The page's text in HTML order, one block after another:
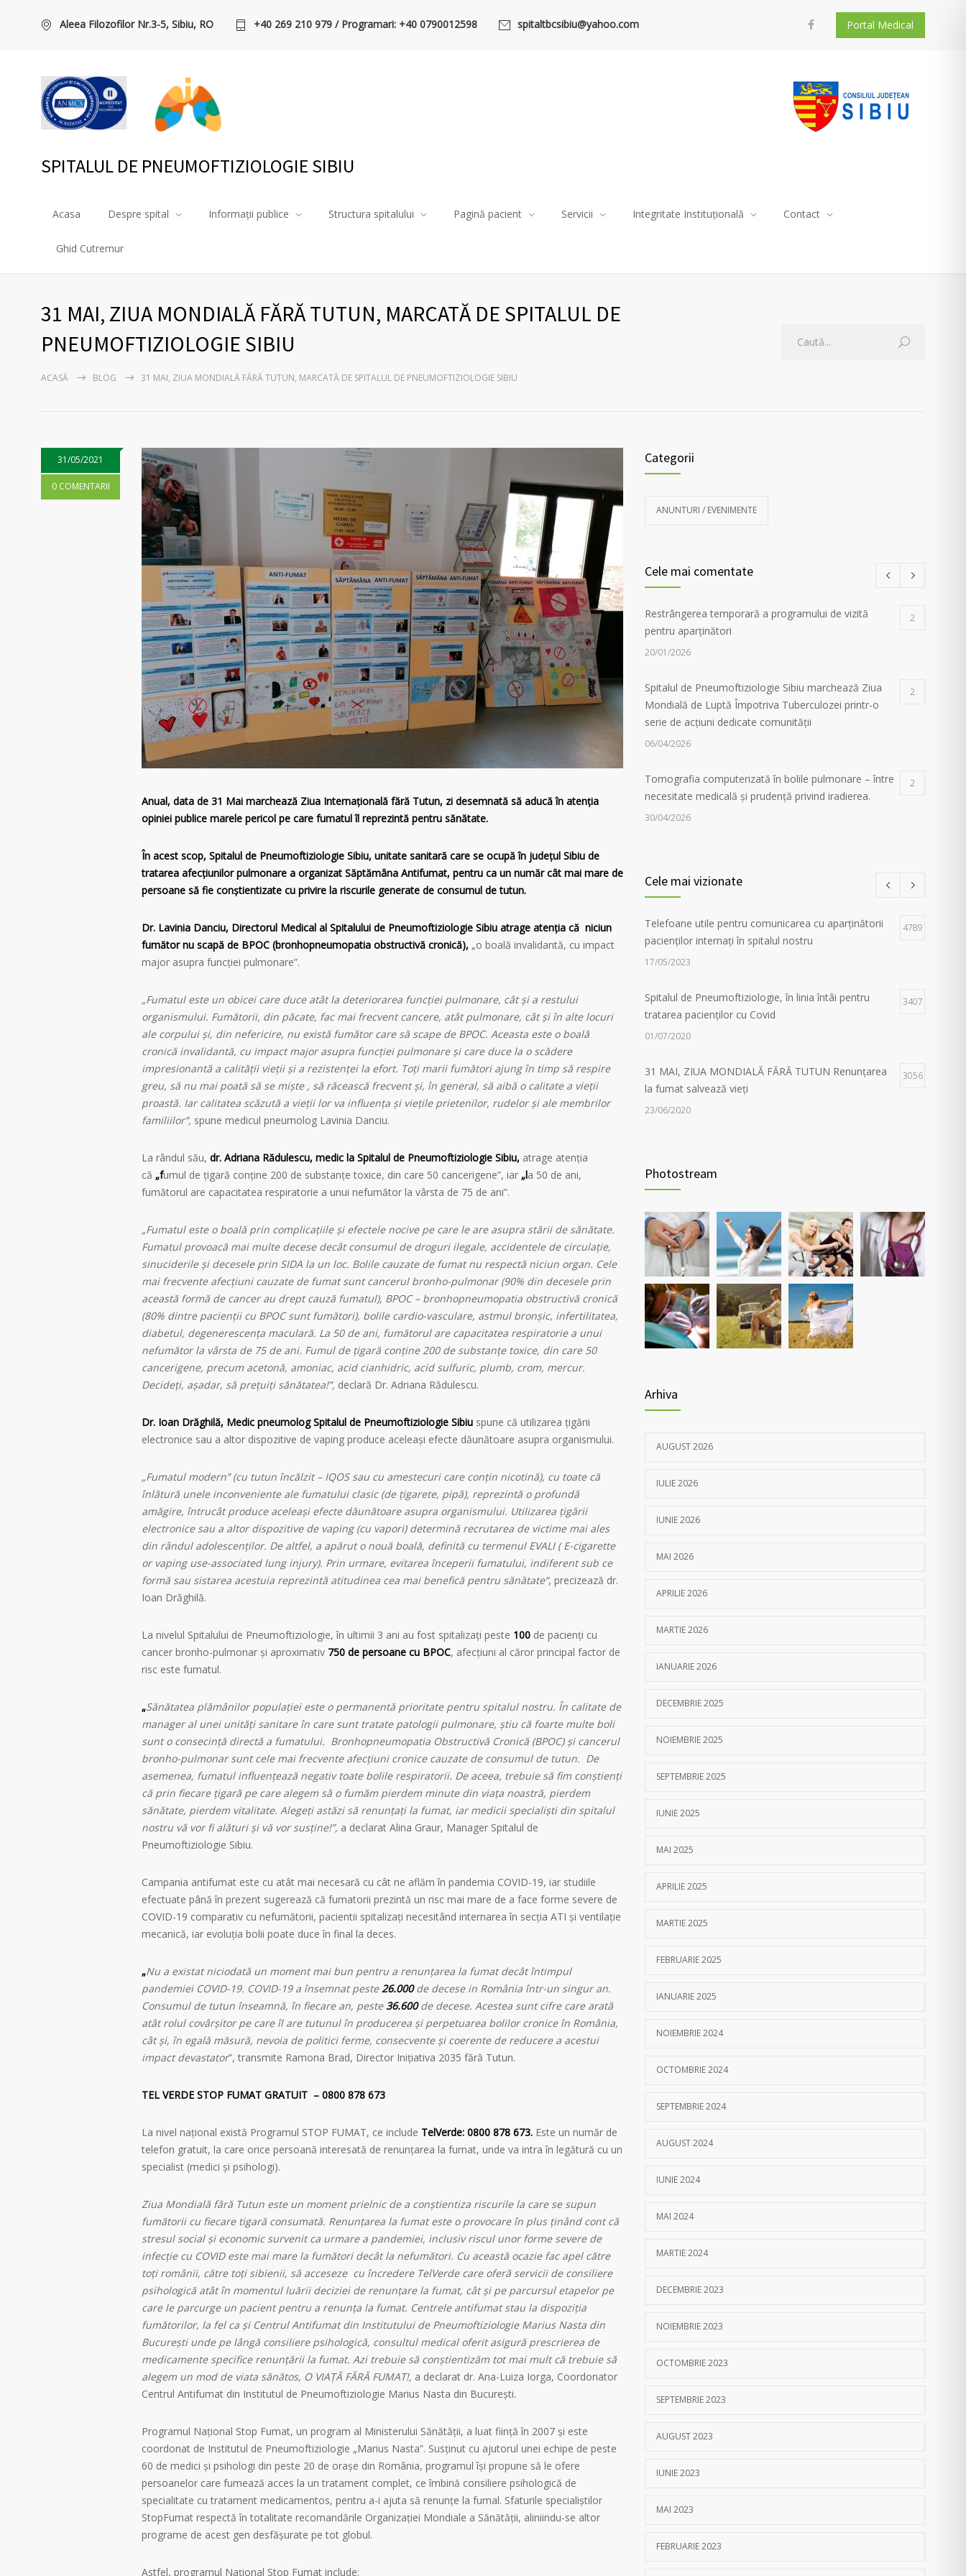
Aleea Filozofilor Nr.3-5, Sibiu, RO +40 269 210 979 / Programari: +40 0790012598 spitaltbcsibiu@yahoo.com Portal Medical
SPITALUL DE PNEUMOFTIZIOLOGIE SIBIU
Acasa Despre spital Informații publice Structura spitalului Pagină pacient Servicii Integritate Instituțională Contact
Ghid Cutremur
31 MAI, ZIUA MONDIALĂ FĂRĂ TUTUN, MARCATĂ DE SPITALUL DE
PNEUMOFTIZIOLOGIE SIBIU
ACASĂ BLOG 31 MAI, ZIUA MONDIALĂ FĂRĂ TUTUN, MARCATĂ DE SPITALUL DE PNEUMOFTIZIOLOGIE SIBIU
31/05/2021
0 COMENTARII
Anual, data de 31 Mai marchează Ziua Internațională fără Tutun, zi desemnată să aducă în atenția
opiniei publice marele pericol pe care fumatul îl reprezintă pentru sănătate.
În acest scop, Spitalul de Pneumoftiziologie Sibiu, unitate sanitară care se ocupă în județul Sibiu de
tratarea afecțiunilor pulmonare a organizat Săptămâna Antifumat, pentru ca un număr cât mai mare de
persoane să fie conștientizate cu privire la riscurile generate de consumul de tutun.
Dr. Lavinia Danciu, Directorul Medical al Spitalului de Pneumoftiziologie Sibiu atrage atenția că niciun
fumător nu scapă de BPOC (bronhopneumopatia obstructivă cronică), „o boală invalidantă, cu impact
major asupra funcției pulmonare”.
„Fumatul este un obicei care duce atât la deteriorarea funcției pulmonare, cât și a restului
organismului. Fumătorii, din păcate, fac mai frecvent cancere, atât pulmonare, cât și în alte locuri
ale corpului și, din nefericire, nu există fumător care să scape de BPOC. Aceasta este o boală
cronică invalidantă, cu impact major asupra funcției pulmonare și care duce la o scădere
impresionantă a calității vieții și a rezistenței la efort. Toți marii fumători ajung în timp să respire
greu, să nu mai poată să se miște , să răcească frecvent și, în general, să aibă o calitate a vieții
proastă. Iar calitatea scăzută a vieții lor va influența și viețile prietenilor, rudelor și ale membrilor
familiilor”, spune medicul pneumolog Lavinia Danciu.
La rândul său, dr. Adriana Rădulescu, medic la Spitalul de Pneumoftiziologie Sibiu, atrage atenția
că „fumul de țigară conține 200 de substanțe toxice, din care 50 cancerigene”, iar „la 50 de ani,
fumătorul are capacitatea respiratorie a unui nefumător la vârsta de 75 de ani”.
„Fumatul este o boală prin complicațiile și efectele nocive pe care le are asupra stării de sănătate.
Fumatul provoacă mai multe decese decât consumul de droguri ilegale, accidentele de circulație,
sinuciderile și decesele prin SIDA la un loc. Bolile cauzate de fumat nu respectă niciun organ. Cele
mai frecvente afecțiuni cauzate de fumat sunt cancerul bronho-pulmonar (90% din decesele prin
această formă de cancer au drept cauză fumatul), BPOC – bronhopneumopatia obstructivă cronică
(80% dintre pacienții cu BPOC sunt fumători), bolile cardio-vasculare, astmul bronșic, infertilitatea,
diabetul, degenerescența maculară. La 50 de ani, fumătorul are capacitatea respiratorie a unui
nefumător la vârsta de 75 de ani. Fumul de țigară conține 200 de substanțe toxice, din care 50
cancerigene, precum acetonă, amoniac, acid cianhidric, acid sulfuric, plumb, crom, mercur.
Decideți, așadar, să prețuiți sănătatea!”, declară Dr. Adriana Rădulescu.
Dr. Ioan Drăghilă, Medic pneumolog Spitalul de Pneumoftiziologie Sibiu spune că utilizarea țigării
electronice sau a altor dispozitive de vaping produce aceleași efecte dăunătoare asupra organismului.
„Fumatul modern” (cu tutun încălzit – IQOS sau cu amestecuri care conțin nicotină), cu toate că
înlătură unele inconveniente ale fumatului clasic (de țigarete, pipă), reprezintă o profundă
amăgire, întrucât produce aceleași efecte dăunătoare asupra organismului. Utilizarea țigării
electronice sau a altor dispozitive de vaping (cu vapori) determină recrutarea de victime mai ales
din rândul adolescenților. De altfel, a apărut o nouă boală, definită cu termenul EVALI ( E-cigarette
or vaping use-associated lung injury). Prin urmare, evitarea începerii fumatului, indiferent sub ce
formă sau sistarea acestuia reprezintă atitudinea cea mai benefică pentru sănătate”, precizează dr.
Ioan Drăghilă.
La nivelul Spitalului de Pneumoftiziologie, în ultimii 3 ani au fost spitalizați peste 100 de pacienți cu
cancer bronho-pulmonar și aproximativ 750 de persoane cu BPOC, afecțiuni al căror principal factor de
risc este fumatul.
„Sănătatea plămânilor populației este o permanentă prioritate pentru spitalul nostru. În calitate de
manager al unei unități sanitare în care sunt tratate patologii pulmonare, știu că foarte multe boli
sunt o consecință directă a fumatului. Bronhopneumopatia Obstructivă Cronică (BPOC) și cancerul
bronho-pulmonar sunt cele mai frecvente afecțiuni cronice cauzate de consumul de tutun. De
asemenea, fumatul influențează negativ toate bolile respiratorii. De aceea, trebuie să fim conștienți
că prin fiecare țigară pe care alegem să o fumăm pierdem minute din viața noastră, pierdem
sănătate, pierdem vitalitate. Alegeți astăzi să renunțați la fumat, iar medicii specialiști din spitalul
nostru vă vor fi alături și vă vor susține!”, a declarat Alina Graur, Manager Spitalul de
Pneumoftiziologie Sibiu.
Campania antifumat este cu atât mai necesară cu cât ne aflăm în pandemia COVID-19, iar studiile
efectuate până în prezent sugerează că fumatorii prezintă un risc mai mare de a face forme severe de
COVID-19 comparativ cu nefumătorii, pacientii spitalizați necesitând internarea în secția ATI și ventilație
mecanică, iar evoluția bolii poate duce în final la deces.
„Nu a existat niciodată un moment mai bun pentru a renunțarea la fumat decât în​​timpul
pandemiei COVID-19. COVID-19 a însemnat peste26.000de decese in România într-un singur an.
Consumul de tutun înseamnă, în fiecare an, peste36.600de decese. Acestea sunt cifre care arată
atât rolul covârşitor pe care îl are tutunul în producerea şi perpetuarea bolilor cronice în România,
cât și, în egală măsură, nevoia de politici ferme, consecvente și coerente de reducere a acestui
impact devastator”, transmite Ramona Brad, Director Inițiativa 2035 fără Tutun.
TEL VERDE STOP FUMAT GRATUIT – 0800 878 673
La nivel național există Programul STOP FUMAT, ce include TelVerde: 0800 878 673. Este un număr de
telefon gratuit, la care orice persoană interesată de renunțarea la fumat, unde va intra în legătură cu un
specialist (medici și psihologi).
Ziua Mondială fără Tutun este un moment prielnic de a conștientiza riscurile la care se supun
fumătorii cu fiecare tigară consumată. Renunțarea la fumat este o provocare în plus ținând cont că
stresul social și economic survenit ca urmare a pandemiei, inclusiv riscul unor forme severe de
infecție cu COVID este mai mare la fumători decât la nefumători. Cu această ocazie fac apel către
toți românii, către toți sibienii, să acceseze cu încredere TelVerde care oferă servicii de consiliere
psihologică atât în momentul luării deciziei de renunțare la fumat, cât și pe parcursul etapelor pe
care le parcurge un pacient pentru a renunța la fumat. Centrele antifumat stau la dispoziția
fumătorilor, la fel ca și Centrul Antifumat din Institutului de Pneumoftiziologie Marius Nasta din
București unde pe lângă consiliere psihologică, consultul medical oferit asigură prescrierea de
medicamente specifice renunțării la fumat. Azi trebuie să conștientizăm tot mai mult că trebuie să
alegem un mod de viata sănătos, O VIAȚĂ FĂRĂ FUMAT!, a declarat dr. Ana-Luiza Iorga, Coordonator
Centrul Antifumat din Institutul de Pneumoftiziologie Marius Nasta din București.
Programul Național Stop Fumat, un program al Ministerului Sănătăţii, a luat fiinţă în 2007 şi este
coordonat de Institutul de Pneumoftiziologie „Marius Nasta”. Susţinut cu ajutorul unei echipe de peste
60 de medici şi psihologi din peste 20 de oraşe din România, programul îşi propune să le ofere
persoanelor care fumează acces la un tratament complet, ce îmbină consiliere psihologică de
specialitate cu tratament medicamentos, pentru a-i ajuta să renunțe la fumal. Sfaturile specialiștilor
StopFumat respectă în totalitate recomandările Organizaţiei Mondiale a Sănătăţii, aliniindu-se altor
programe de acest gen desfășurate pe tot globul.
Astfel, programul Naţional Stop Fumat include:
Categorii
ANUNTURI / EVENIMENTE
Cele mai comentate
Restrângerea temporară a programului de vizită
pentru aparținători
2
20/01/2026
Spitalul de Pneumoftiziologie Sibiu marchează Ziua
Mondială de Luptă Împotriva Tuberculozei printr-o
serie de acțiuni dedicate comunității
2
06/04/2026
Tomografia computerizată în bolile pulmonare – între
necesitate medicală și prudență privind iradierea.
2
30/04/2026
Campania Antifumat: Conferința „Foamea de sens.
Fără dependențe !”, susținută de părintele Constantin
Necula și medicul Adina Alberts
1
Cele mai vizionate
Telefoane utile pentru comunicarea cu aparținătorii
pacienților internați în spitalul nostru
4789
17/05/2023
Spitalul de Pneumoftiziologie, în linia întâi pentru
tratarea pacienților cu Covid
3407
01/07/2020
31 MAI, ZIUA MONDIALĂ FĂRĂ TUTUN Renunțarea
la fumat salvează vieți
3056
23/06/2020
Investigații respiratorii complexe pentru pacienții post-
Covid și cei cu alte boli pulmonare
5564
30/03/2021
Nou! Test pentru determinarea anticorpilor IgG
COVID 19 cantitativi
05/04/2021
Photostream
Arhiva
AUGUST 2026
IULIE 2026
IUNIE 2026
MAI 2026
APRILIE 2026
MARTIE 2026
IANUARIE 2026
DECEMBRIE 2025
NOIEMBRIE 2025
SEPTEMBRIE 2025
IUNIE 2025
MAI 2025
APRILIE 2025
MARTIE 2025
FEBRUARIE 2025
IANUARIE 2025
NOIEMBRIE 2024
OCTOMBRIE 2024
SEPTEMBRIE 2024
AUGUST 2024
IUNIE 2024
MAI 2024
MARTIE 2024
DECEMBRIE 2023
NOIEMBRIE 2023
OCTOMBRIE 2023
SEPTEMBRIE 2023
AUGUST 2023
IUNIE 2023
MAI 2023
FEBRUARIE 2023